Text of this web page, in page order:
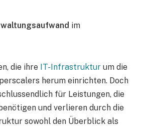
im
die ihre IT-Infrastruktur um die
herum einrichten. Doch
für Leistungen, die
und verlieren durch die
sowohl den Überblick als